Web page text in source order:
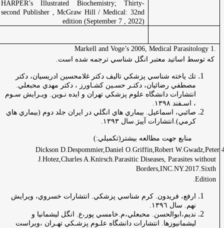
HARPER’s Illustrated Biochemistry; Thirty-
second Publisher , McGraw Hill / Medical: 32nd
edition (September 7 , 2022)
عمومي
معتبر انگل شناسي ترجمه شده است.
شناسي پزشكي تاليف دكتر غلامحسين ادريسيان، دكتر
رضائيان، دكتـر حسـين كشـاورز ، دكتر مهدي محبعلي.
دانشگاه علوم پزشكي تهران و ايده نـوين. ويـرايش سـوم
.
اسماعيل.بيماري هاي انگلي در ايران جلد دوم (بيماري هاي
آييژ.سال١٣٩٣ .
جهت مطالعه بيشتر(تكميلي:)
.4 Dickson D.Despommier,Daniel O.Griffin,Robert
J.Hotez,Charles A.Knirsch.Parasitic Diseases,
فريدون. كرم شناسي پزشكي. انتشارات خسروي، ويرايش
١٣٩٦.
محبعلي،م.خامسي پور،ع. انگل ليشمانيا و
انتشارات دانشگاه علـوم پزشـكي تهـران ،ويراست